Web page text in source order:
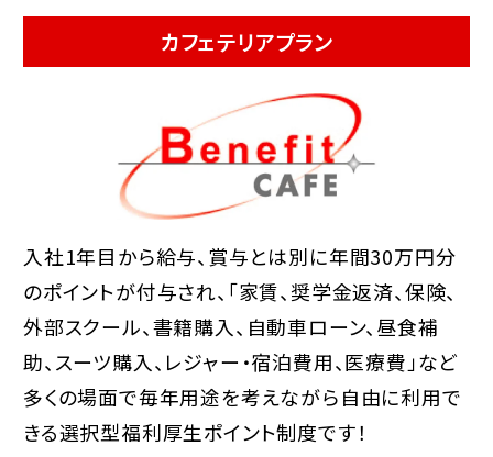
カフェテリアプラン
入社1年目から給与、賞与とは別に年間30万円分
のポイントが付与され、「家賃、奨学金返済、保険、
外部スクール、書籍購入、自動車ローン、昼食補
助、スーツ購入、レジャー・宿泊費用、医療費」など
多くの場面で毎年用途を考えながら自由に利用で
きる選択型福利厚生ポイント制度です！